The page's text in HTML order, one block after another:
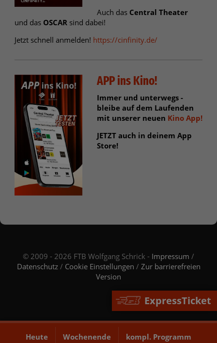
Heute Wochenende kompl. Programm
ExpressTicket
Auch das Central Theater
und das OSCAR sind dabei!
Jetzt schnell anmelden! https://cinfinity.de/
APP ins Kino!
Immer und unterwegs -
bleibe auf dem Laufenden
mit unserer neuen Kino App!
JETZT auch in deinem App
Store!
© 2009 - 2026 FTB Wolfgang Schrick - Impressum /
Datenschutz/ Cookie Einstellungen / Zur barrierefreien
Version